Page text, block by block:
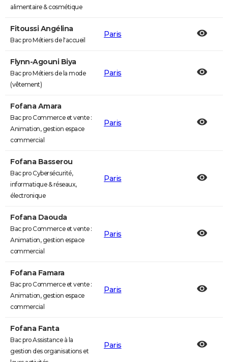
alimentaire & cosmétique
Fitoussi Angélina
Bac pro Métiers de l'accueil
Paris
Flynn-Agouni Biya
Bac pro Métiers de la mode
(vêtement)
Paris
Fofana Amara
Bac pro Commerce et vente :
Animation, gestion espace
commercial
Paris
Fofana Basserou
Bac pro Cybersécurité,
informatique & réseaux,
électronique
Paris
Fofana Daouda
Bac pro Commerce et vente :
Animation, gestion espace
commercial
Paris
Fofana Famara
Bac pro Commerce et vente :
Animation, gestion espace
commercial
Paris
Fofana Fanta
Bac pro Assistance à la
gestion des organisations et
Paris